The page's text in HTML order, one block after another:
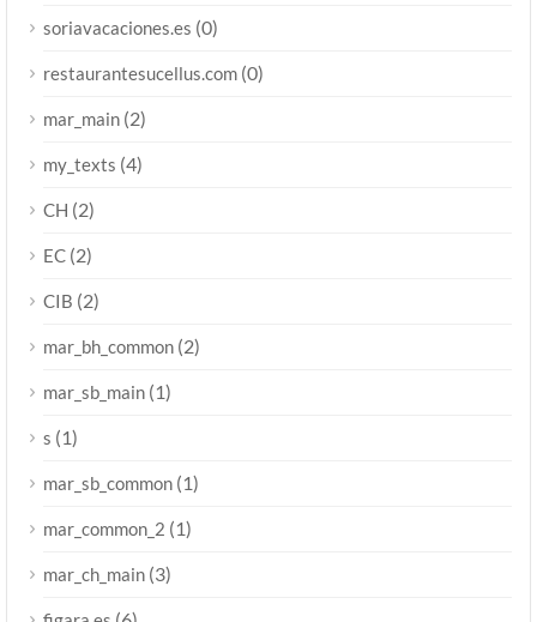
soriavacaciones.es (0)
restaurantesucellus.com (0)
mar_main (2)
my_texts (4)
CH (2)
EC (2)
CIB (2)
mar_bh_common (2)
mar_sb_main (1)
s (1)
mar_sb_common (1)
mar_common_2 (1)
mar_ch_main (3)